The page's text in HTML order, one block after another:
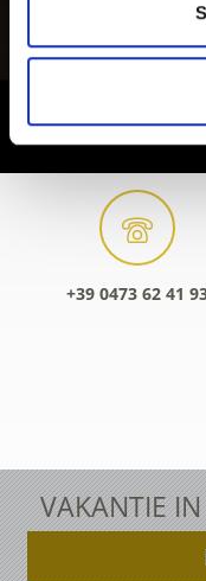
+39 0473 62 41
VAKANTIE